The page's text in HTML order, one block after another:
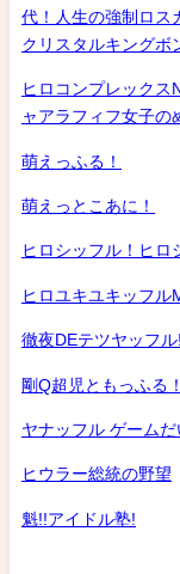
代！人生の強制ロス
クリスタルキングボ
ヒロコンプレックス
ャアラフィフ女子の
萌えっふる！
萌えっとこあに！
ヒロシッフル！ヒロ
ヒロユキユキッフル
徹夜DEテツヤッフ
剛Q超児ともっふる！
ヤナッフル ゲーム
ヒウラー総統の野望
魁!!アイドル塾!